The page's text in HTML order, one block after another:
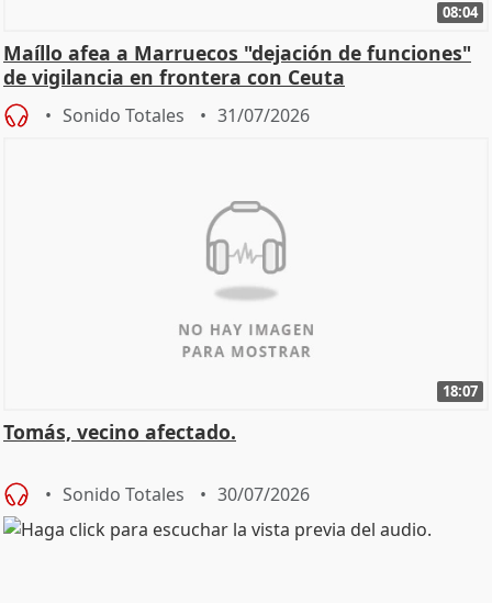
08:04
Maíllo afea a Marruecos "dejación de funciones"
de vigilancia en frontera con Ceuta
Sonido Totales 31/07/2026
18:07
Tomás, vecino afectado.
Sonido Totales 30/07/2026